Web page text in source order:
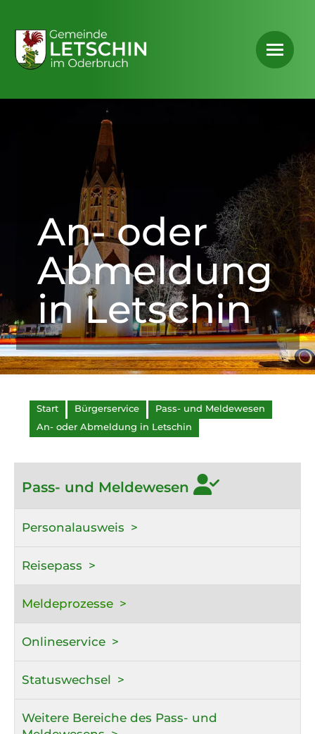
An- oder
Abmeldung
in Letschin
Start Bürgerservice
Pass- und Meldewesen
An- oder Abmeldung in Letschin
Pass- und Meldewesen
Personalausweis
Reisepass
Meldeprozesse
Onlineservice
Statuswechsel
Weitere Bereiche des Pass- und